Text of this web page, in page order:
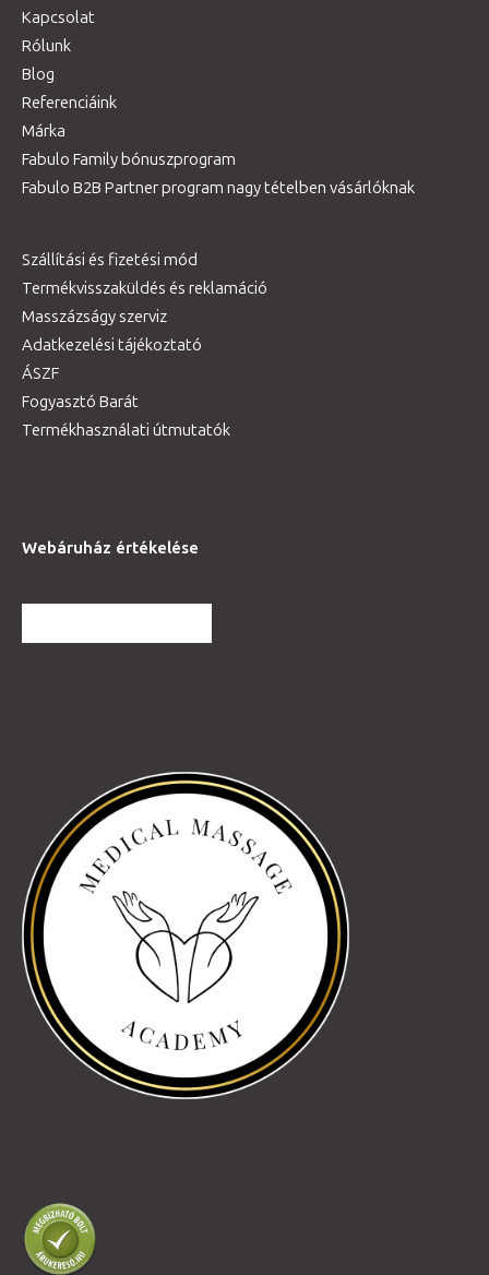
Kapcsolat
Rólunk
Blog
Referenciáink
Márka
Fabulo Family bónuszprogram
Fabulo B2B Partner program nagy tételben vásárlóknak
Szállítási és fizetési mód
Termékvisszaküldés és reklamáció
Masszázságy szerviz
Adatkezelési tájékoztató
ÁSZF
Fogyasztó Barát
Termékhasználati útmutatók
Webáruház értékelése